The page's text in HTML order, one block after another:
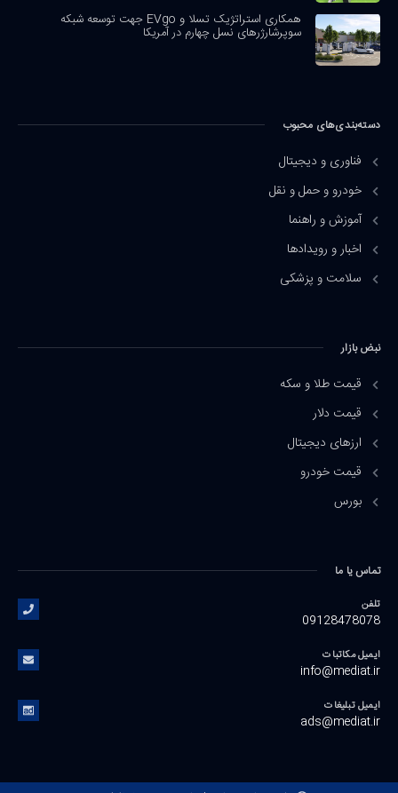
همکاری استراتژیک تسلا و EVgo جهت توسعه شبکه
سوپرشارژرهای نسل چهارم در آمریکا
دسته‌بندی‌های محبوب
فناوری و دیجیتال
خودرو و حمل و نقل
آموزش و راهنما
اخبار و رویدادها
سلامت و پزشکی
نبض بازار
قیمت طلا و سکه
قیمت دلار
ارزهای دیجیتال
قیمت خودرو
بورس
تماس یا ما
تلفن
09128478078
ایمیل مکاتبات
info@mediat.ir
ایمیل تبلیغات
ads@mediat.ir